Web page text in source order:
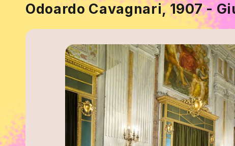
Odoardo Cavagnari, 1907 -